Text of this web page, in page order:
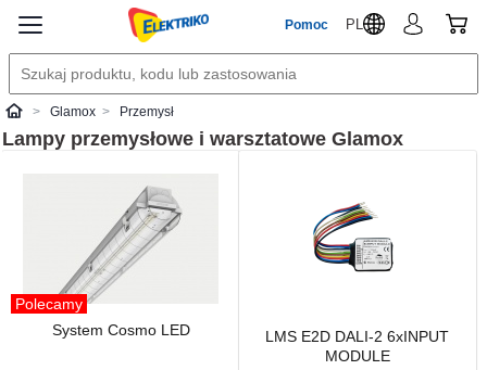
Pomoc PL
ElektrikoGlamox Przemysł
Lampy przemysłowe i warsztatowe Glamox
Polecamy
System Cosmo LED
LMS E2D DALI-2 6xINPUT
MODULE